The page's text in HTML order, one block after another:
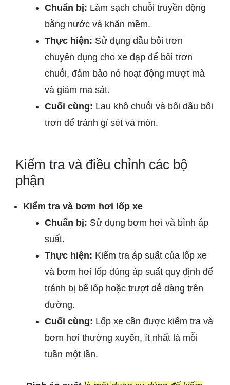
Chuẩn bị: Làm sạch chuỗi truyền động
bằng nước và khăn mềm.
Thực hiện: Sử dụng dầu bôi trơn
chuyên dụng cho xe đạp để bôi trơn
chuỗi, đảm bảo nó hoạt động mượt mà
và giảm ma sát.
Cuối cùng: Lau khô chuỗi và bôi dầu bôi
trơn để tránh gỉ sét và mòn.
Kiểm tra và điều chỉnh các bộ
phận
Kiểm tra và bơm hơi lốp xe
Chuẩn bị: Sử dụng bơm hơi và bình áp
suất.
Thực hiện: Kiểm tra áp suất của lốp xe
và bơm hơi lốp đúng áp suất quy định để
tránh bị bể lốp hoặc trượt dễ dàng trên
đường.
Cuối cùng: Lốp xe cần được kiểm tra và
bơm hơi thường xuyên, ít nhất là mỗi
tuần một lần.